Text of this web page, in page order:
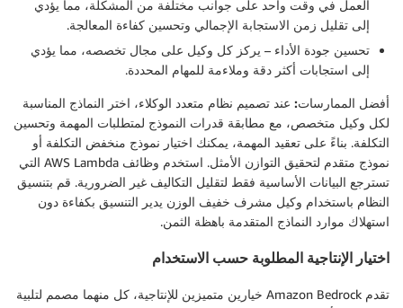
العمل في وقت واحد على جوانب مختلفة من المشكلة، مما يؤدي
إلى تقليل زمن الاستجابة الإجمالي وتحسين كفاءة المعالجة.
تحسين جودة الأداء – يركز كل وكيل على مجال تخصصه، مما يؤدي
إلى استجابات أكثر دقة وملاءمة للمهام المحددة.
أفضل الممارسات: عند تصميم نظام متعدد الوكلاء، اختر النماذج المناسبة
لكل وكيل متخصص، مع مطابقة قدرات النموذج لمتطلبات المهمة وتحسين
التكلفة. بناءً على تعقيد المهمة، يمكنك اختيار نموذج منخفض التكلفة أو
نموذج متقدم لتحقيق التوازن الأمثل. استخدم وظائف AWS Lambda التي
تسترجع البيانات الأساسية فقط لتقليل التكاليف غير الضرورية. قم بتنسيق
النظام باستخدام وكيل مشرف خفيف الوزن يدير التنسيق بكفاءة دون
استهلاك موارد النماذج المتقدمة باهظة الثمن.
اختيار الإنتاجية المطلوبة حسب الاستخدام
تقدم Amazon Bedrock خيارين متميزين للإنتاجية، كل منهما مصمم لتلبية